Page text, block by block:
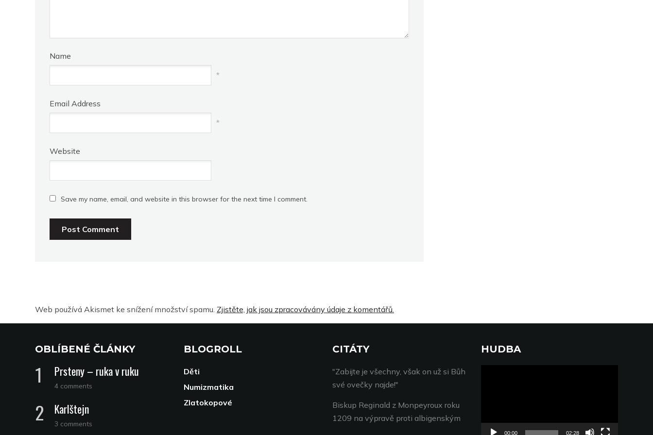
Name
*
Email Address
*
Website
Save my name, email, and website in this browser for the next time I comment.
Web používá Akismet ke snížení množství spamu. Zjistěte, jak jsou zpracovávány údaje z komentářů.
OBLÍBENÉ ČLÁNKY
Prsteny – ruka v ruku
4 comments
Karlštejn
3 comments
BLOGROLL
Děti
Numizmatika
Zlatokopové
CITÁTY
"Zabijte je všechny, však on už si Bůh
své ovečky najde!"
Biskup Reginald z Monpeyroux roku
1209 na výpravě proti albigenským
HUDBA
00:00 02:28